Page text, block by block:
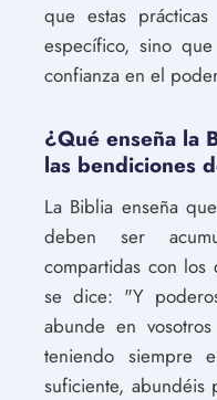
que estas
específico, sino
confianza en el
¿Qué enseña la
las bendiciones
La Biblia enseña
deben ser
compartidas con los
se dice: "Y
abunde en
teniendo siempre
suficiente, abundéis